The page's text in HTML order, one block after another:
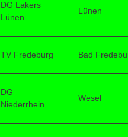
DG Lakers
Lünen
Lünen
TV Fredeburg Bad
DG
Niederrhein
Wesel